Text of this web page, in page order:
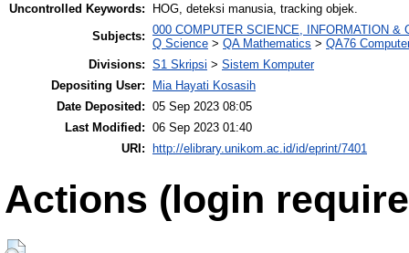
Uncontrolled Keywords:
HOG, deteksi manusia, tracking objek.
Subjects: 000 COMPUTER SCIENCE, INFORMATION &
Q Science > QA Mathematics > QA76
Divisions: S1 Skripsi > Sistem Komputer
Depositing User:
Mia Hayati Kosasih
Date Deposited: 05 Sep 2023 08:05
Last Modified: 06 Sep 2023 01:40
URI:
http://elibrary.unikom.ac.id/id/eprint/7401
Actions (login